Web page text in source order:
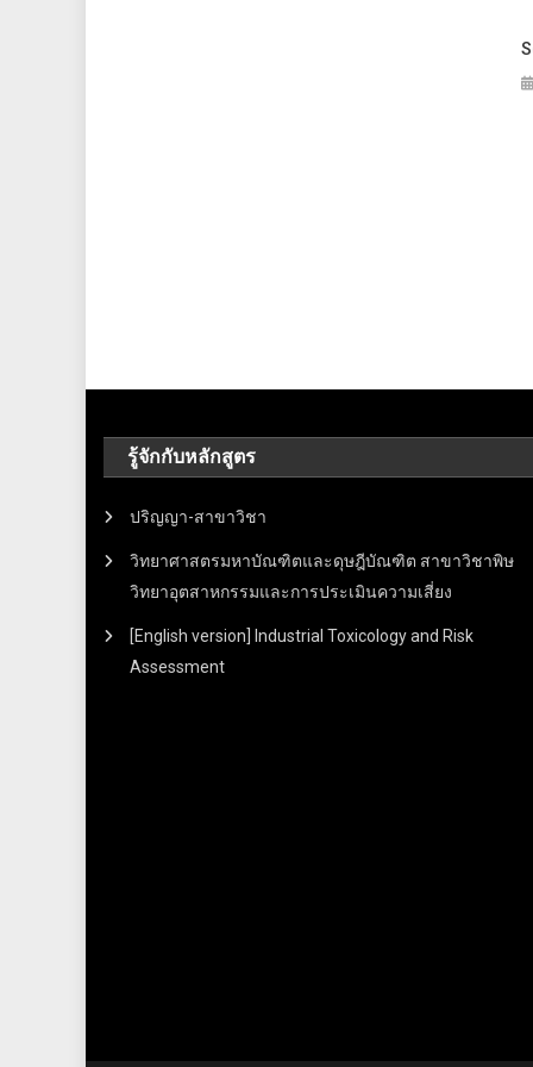
รู้จักกับหลักสูตร
ปริญญา-สาขาวิชา
วิทยาศาสตรมหาบัณฑิตและดุษฎีบัณฑิต สาขาวิชาพิษ
วิทยาอุตสาหกรรมและการประเมินความเสี่ยง
[English version] Industrial Toxicology and Risk
Assessment